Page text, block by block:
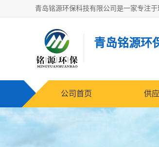
青岛铭源环
公司首页 供